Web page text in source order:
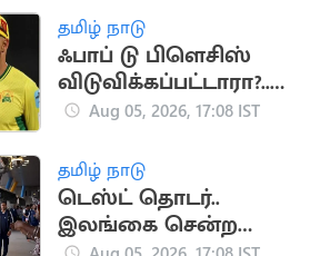
கருத்து
தமிழ் நாடு
ஃபாப் டு பிளெசிஸ்
விடுவிக்கப்பட்டாரா?..
ஜோபர்க் சூப்பர் கிங்ஸ்
Aug 05, 2026, 17:08 IST
தமிழ் நாடு
டெஸ்ட் தொடர்..
இலங்கை சென்ற